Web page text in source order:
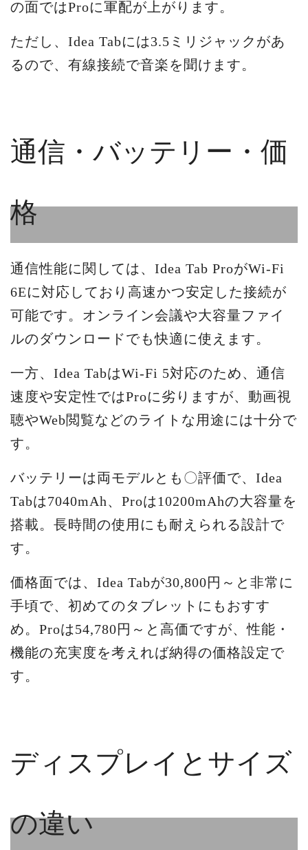
の面ではProに軍配が上がります。
ただし、Idea Tabには3.5ミリジャックがあ
るので、有線接続で音楽を聞けます。
通信・バッテリー・価
格
通信性能に関しては、Idea Tab ProがWi-Fi
6Eに対応しており高速かつ安定した接続が
可能です。オンライン会議や大容量ファイ
ルのダウンロードでも快適に使えます。
一方、Idea TabはWi-Fi 5対応のため、通信
速度や安定性ではProに劣りますが、動画視
聴やWeb閲覧などのライトな用途には十分で
す。
バッテリーは両モデルとも〇評価で、Idea
Tabは7040mAh、Proは10200mAhの大容量を
搭載。長時間の使用にも耐えられる設計で
す。
価格面では、Idea Tabが30,800円～と非常に
手頃で、初めてのタブレットにもおすす
め。Proは54,780円～と高価ですが、性能・
機能の充実度を考えれば納得の価格設定で
す。
ディスプレイとサイズ
の違い